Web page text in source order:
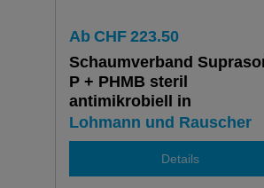
Ab CHF 223.50
Schaumverband
P + PHMB steril
antimikrobiell in
verschiedenen Grössen
Lohmann und Rauscher
Details